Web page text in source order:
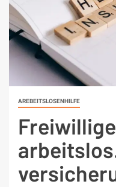
AREBEITSLOSENHILFE